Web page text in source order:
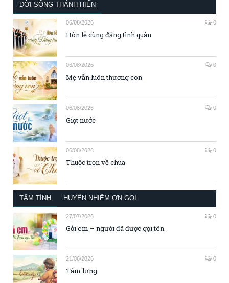
ĐỜI SỐNG THÁNH HIẾN
06/08/2026 0
Hôn lễ cùng đấng tình quân
06/08/2026 0
Mẹ vẫn luôn thương con
06/08/2026 0
Giọt nước
06/08/2026 0
Thuộc trọn về chúa
TÂM TÌNH HUYỀN NHIỆM ƠN GỌI
27/07/2026 0
Gởi em – người đã được gọi tên
21/06/2026 0
Tấm lưng